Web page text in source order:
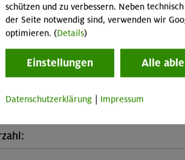
diese Veranstaltung
(inkl. Kletterschuhe) ist im Kurspreis
enthalten.
schützen und zu verbessern. Neben
der Seite notwendig sind, verwenden wir
optimieren. (Details)
Einstellungen Alle
Datenschutzerklärung Impressum